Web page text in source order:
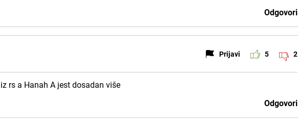
Odgovori
Prijavi 5 2
rs a Hanah A jest dosadan više
Odgovori